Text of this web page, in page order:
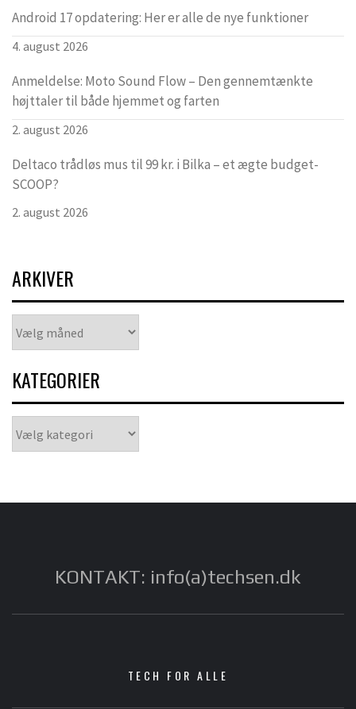
Android 17 opdatering: Her er alle de nye funktioner
4. august 2026
Anmeldelse: Moto Sound Flow – Den gennemtænkte
højttaler til både hjemmet og farten
2. august 2026
Deltaco trådløs mus til 99 kr. i Bilka – et ægte budget-
SCOOP?
2. august 2026
ARKIVER
KATEGORIER
KONTAKT: info(a)techsen.dk
TECH FOR ALLE